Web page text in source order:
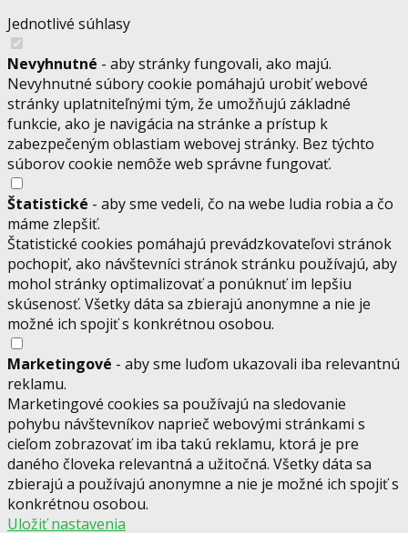
Jednotlivé súhlasy
Nevyhnutné - aby stránky fungovali, ako majú.
Nevyhnutné súbory cookie pomáhajú urobiť webové
stránky uplatniteľnými tým, že umožňujú základné
funkcie, ako je navigácia na stránke a prístup k
zabezpečeným oblastiam webovej stránky. Bez týchto
súborov cookie nemôže web správne fungovať.
Štatistické - aby sme vedeli, čo na webe ludia robia a čo
máme zlepšiť.
Štatistické cookies pomáhajú prevádzkovateľovi stránok
pochopiť, ako návštevníci stránok stránku používajú, aby
mohol stránky optimalizovať a ponúknuť im lepšiu
skúsenosť. Všetky dáta sa zbierajú anonymne a nie je
možné ich spojiť s konkrétnou osobou.
Marketingové - aby sme luďom ukazovali iba relevantnú
reklamu.
Marketingové cookies sa používajú na sledovanie
pohybu návštevníkov naprieč webovými stránkami s
cieľom zobrazovať im iba takú reklamu, ktorá je pre
daného človeka relevantná a užitočná. Všetky dáta sa
zbierajú a používajú anonymne a nie je možné ich spojiť s
konkrétnou osobou.
Uložiť nastavenia